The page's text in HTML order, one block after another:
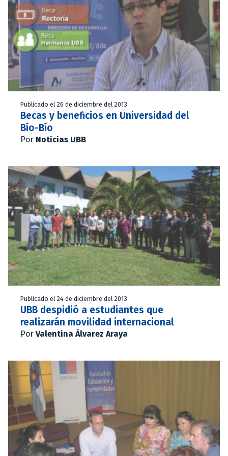
Publicado el 26 de diciembre del 2013
Becas y beneficios en Universidad del
Bío-Bío
Por Noticias UBB
Publicado el 24 de diciembre del 2013
UBB despidió a estudiantes que
realizarán movilidad internacional
Por Valentina Álvarez Araya